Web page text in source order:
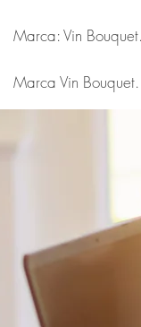
Marca: Vin Bouquet.
Marca Vin Bouquet.